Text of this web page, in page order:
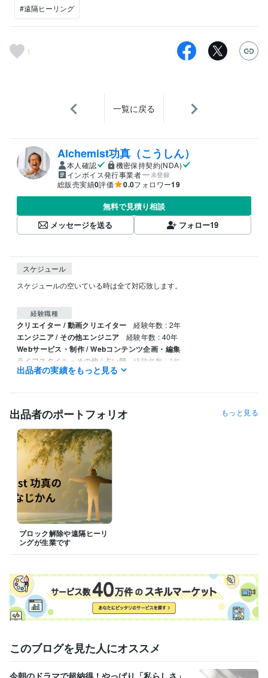
#遠隔ヒーリング
1
一覧に戻る
Alchemist功真（こうしん）
本人確認
機密保持契約(NDA)
インボイス発行事業者
未登録
総販売実績0評価 0.0フォロワー19
無料で見積り相談
メッセージを送る
フォロー19
スケジュール
スケジュールの空いている時は全て対応致します。
経験職種
クリエイター / 動画クリエイター 経験年数 : 2年
エンジニア / その他エンジニア 経験年数 : 40年
Webサービス・制作 / Webコンテンツ企画・編集
ライフスタイル・その他 / 占い師
経験年数 : 1年
ライフスタイル・その他 / その他
職歴
西沢サービス
出品者の実績をもっと見る
出品者のポートフォリオ もっと見る
ブロック解除や遠隔ヒーリ
ングが生業です
このブログを見た人にオススメ